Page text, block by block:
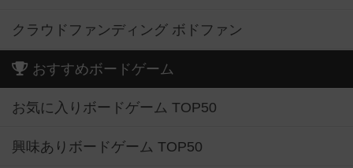
クラウドファンディング ボドファン
おすすめボードゲーム
お気に入りボードゲーム TOP50
興味ありボードゲーム TOP50